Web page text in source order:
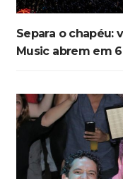
Separa o chapéu:
Music abrem em